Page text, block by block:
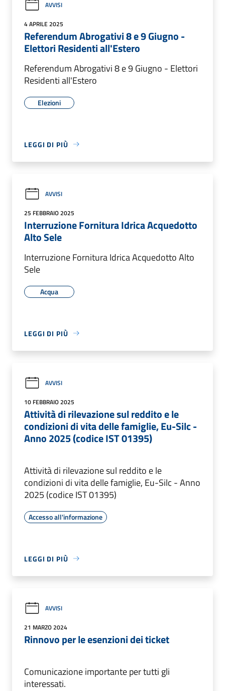
AVVISI
4 APRILE 2025
Referendum Abrogativi 8 e 9 Giugno -
Elettori Residenti all'Estero
Referendum Abrogativi 8 e 9 Giugno - Elettori
Residenti all'Estero
Elezioni
LEGGI DI PIÙ
AVVISI
25 FEBBRAIO 2025
Interruzione Fornitura Idrica Acquedotto
Alto Sele
Interruzione Fornitura Idrica Acquedotto Alto
Sele
Acqua
LEGGI DI PIÙ
AVVISI
10 FEBBRAIO 2025
Attività di rilevazione sul reddito e le
condizioni di vita delle famiglie, Eu-Silc -
Anno 2025 (codice IST 01395)
Attività di rilevazione sul reddito e le
condizioni di vita delle famiglie, Eu-Silc - Anno
2025 (codice IST 01395)
Accesso all'informazione
LEGGI DI PIÙ
AVVISI
21 MARZO 2024
Rinnovo per le esenzioni dei ticket
Comunicazione importante per tutti gli
interessati.